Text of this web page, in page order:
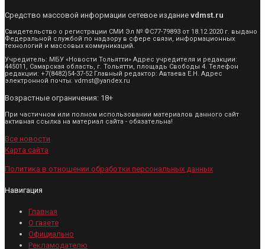
Средство массовой информации сетевое издание vdmst.ru
Свидетельство о регистрации СМИ Эл № ФС77-79893 от 18.12.2020 г. выдано
Федеральной службой по надзору в сфере связи, информационных
технологий и массовых коммуникаций.
Учредитель: МБУ «Новости Тольятти» Адрес учредителя и редакции:
445011, Самарская область, г. Тольятти, площадь Свободы 4. Телефон
редакции: +7(8482)54-37-52 Главный редактор: Автаева Е.Н. Адрес
электронной почты: vdmst@yandex.ru
Возрастные ограничения: 18+
При частичном или полном использовании материалов данного сайт
активная ссылка на материал сайта - обязательна!
Все новости
Карта сайта
Политика в отношении обработки персональных данных
Навигация
Главная
О газете
Официально
Рекламодателю